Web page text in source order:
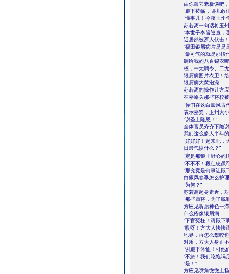
由你跟它老板谈吧
“殿下莅临，哪儿敢
“懂事儿！今夜玉州
苏若离一句话将玉
“本世子奉旨巡查，
近居然被歹人伏击
“福田银屑病片是是
“最可气的就是那段
调给我的八百锦衣
校，一无调令、二
银屑病图片衣卫！
银屑病大黄泡澡
苏若离的操作让方
在嘉峪关那些将校
“你们在这白癜风古
表示嘉奖，玉州大
“谢圣上隆恩！”
全体官员齐齐下跪
我们这么多人半年
“好好好！起来吧，
日最气愤什么？”
“定是那狼子野心的
“不不不！段仕忠虽
“那究竟是何事让殿
白癜风春季怎么护
“为何？”
苏若离起身走近，
“那些庸将，为了脱
方应见听后神色一
什么疮像银屑病
“下官冤枉！请殿下
“哎呀！方大人快快
地界，再怎么攀咬
对质，方大人身正
“谢殿下体恤！可他
“不急！我们吃饱喝
“是！”
方应见嘴角微微上